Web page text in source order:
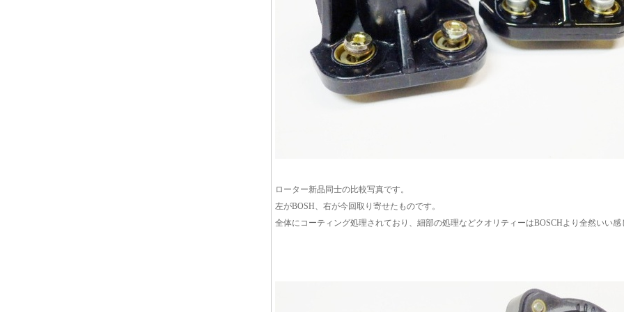
ローター新品同士の比較写真です。
左がBOSH、右が今回取り寄せたものです。
全体にコーティング処理されており、細部の処理などクオリティーはBOSCHより全然いい感